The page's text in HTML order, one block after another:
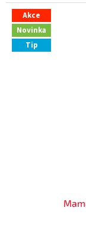
Akce
Novinka
Tip